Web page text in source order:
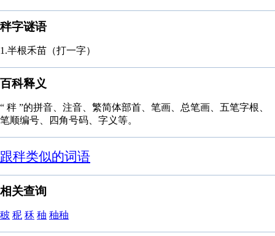
秚字谜语
1.半根禾苗（打一字）
百科释义
“ 秚 ”的拼音、注音、繁简体部首、笔画、总笔画、五笔字根、
笔顺编号、四角号码、字义等。
跟秚类似的词语
相关查询
秛 秜 秝 秞 秞秞